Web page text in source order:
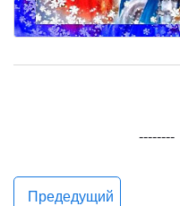
Предедущий
--------